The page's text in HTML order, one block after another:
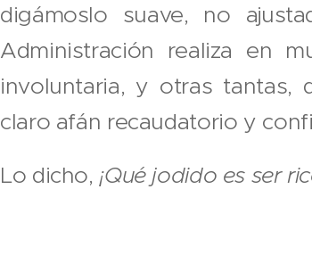
digámoslo suave, no
Administración realiza en
involuntaria, y otras tantas,
claro afán recaudatorio y
Lo dicho, ¡Qué jodido es ser